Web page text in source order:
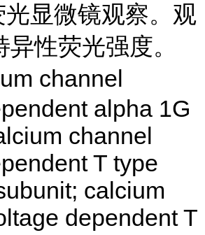
显微镜观察。观
性荧光强度。
channel
alpha 1G
channel
T type
calcium
dependent T